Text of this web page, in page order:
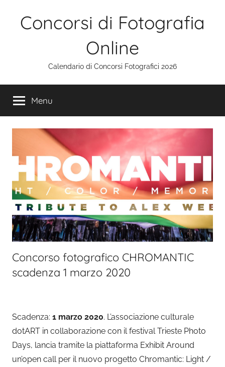
Concorsi di Fotografia
Online
Calendario di Concorsi Fotografici 2026
Menu
Concorso fotografico CHROMANTIC
scadenza 1 marzo 2020
Scadenza: 1 marzo 2020. L’associazione culturale
dotART in collaborazione con il festival Trieste Photo
Days, lancia tramite la piattaforma Exhibit Around
un’open call per il nuovo progetto Chromantic: Light /